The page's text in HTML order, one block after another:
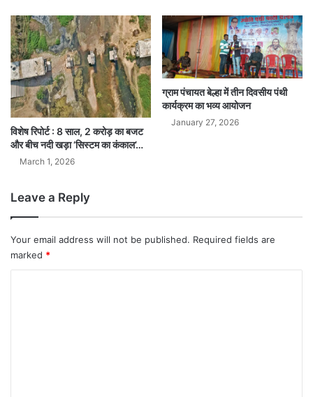
विशेष रिपोर्ट : 8 साल, 2 करोड़ का बजट
और बीच नदी खड़ा ‘सिस्टम का कंकाल’…
March 1, 2026
ग्राम पंचायत बेल्हा में तीन दिवसीय पंथी
कार्यक्रम का भव्य आयोजन
January 27, 2026
Leave a Reply
Your email address will not be published. Required fields are
marked *